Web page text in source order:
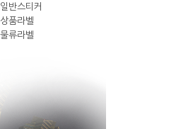
일반스티커
상품라벨
물류라벨